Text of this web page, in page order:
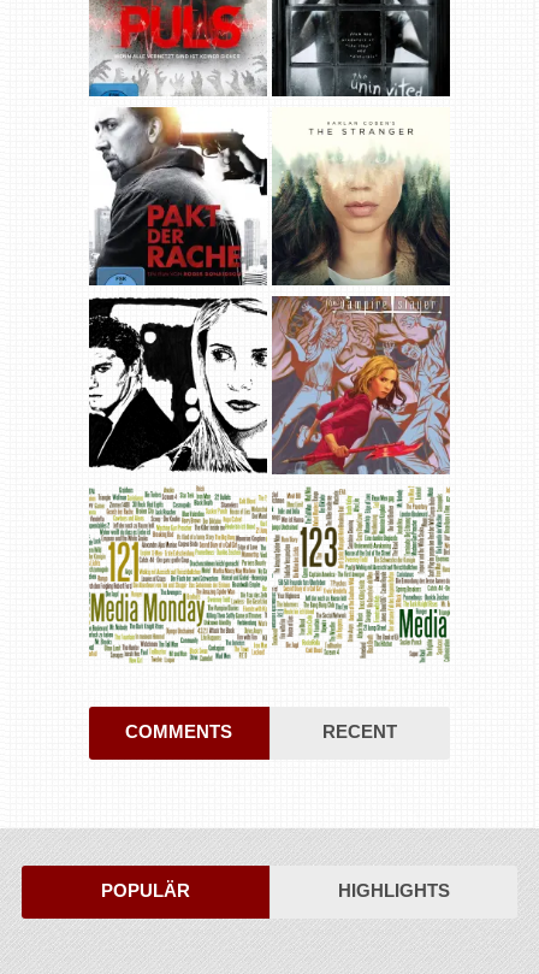
COMMENTS RECENT
POPULÄR HIGHLIGHTS